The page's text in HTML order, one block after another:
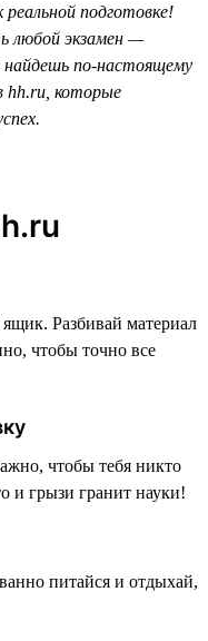
подготовке!
любой экзамен —
по-настоящему
которые
Разбивай материал
чтобы точно все
чтобы тебя никто
и грызи гранит науки!
питайся и отдыхай,